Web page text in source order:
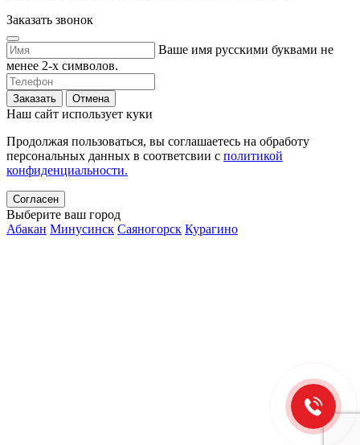
Заказать звонок
Ваше имя русскими буквами не
менее 2-х символов.
Заказать Отмена
Наш сайт использует куки
Продолжая пользоваться, вы соглашаетесь на обработу
персональных данных в соответсвии с политикой
конфиденциальности.
Согласен
Выберите ваш город
Абакан Минусинск Саяногорск Курагино